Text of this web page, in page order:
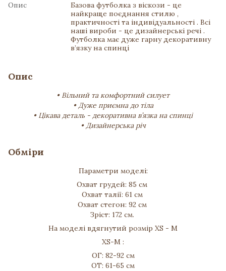
Опис
Базова футболка з віскози - це
найкраще поєднання стилю ,
практичності та індивідуальності . Всі
наші вироби - це дизайнерські речі .
Футболка має дуже гарну декоративну
в’язку на спинці
Опис
• Вільний та комфортний силует
• Дуже приємна до тіла
• Цікава деталь - декоративна в’язка на спинці
• Дизайнерська річ
Обміри
Параметри моделі:
Охват грудей: 85 см
Охват талії: 61 см
Охват стегон: 92 см
Зріст: 172 см.
На моделі вдягнутий розмір XS - M
XS-M :
ОГ: 82-92 см
ОТ: 61-65 см